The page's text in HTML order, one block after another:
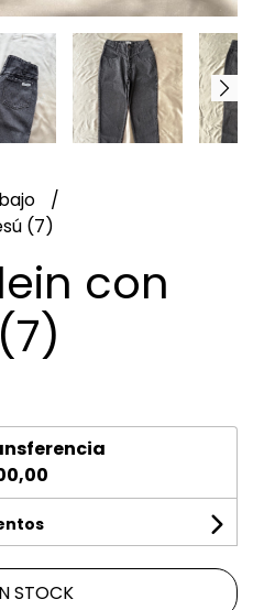
(7)
con
STOCK